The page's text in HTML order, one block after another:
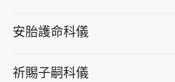
安胎護命科儀
祈賜子嗣科儀